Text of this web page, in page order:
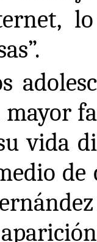
vida